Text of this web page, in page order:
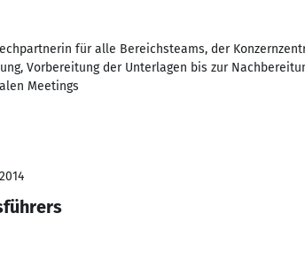
für alle Bereichsteams, der
Vorbereitung der Unterlagen bis zur
Meetings